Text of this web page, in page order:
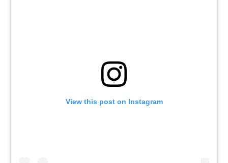
View this post on Instagram